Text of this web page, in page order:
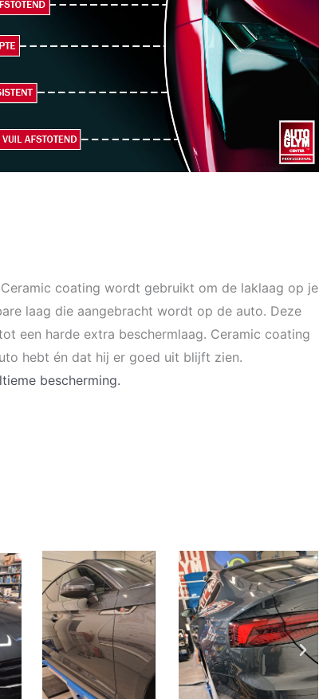
coating wordt gebruikt om de laklaag op je
laag die aangebracht wordt op de auto. Deze
een harde extra beschermlaag. Ceramic coating
hebt én dat hij er goed uit blijft zien.
bescherming.